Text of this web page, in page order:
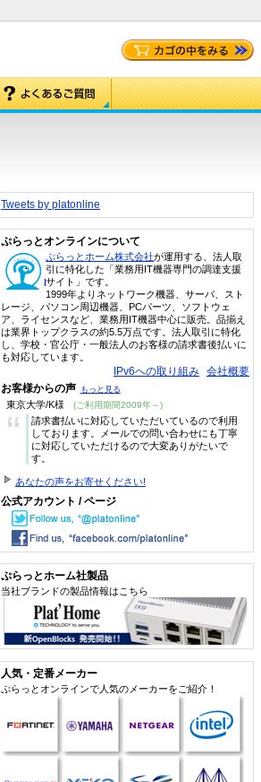
Tweets by platonline
ぷらっとオンラインについて
ぷらっとホーム株式会社が運用する、法人取
引に特化した「業務用IT機器専門の調達支援
サイト」です。
1999年よりネットワーク機器、サーバ、スト
レージ、パソコン周辺機器、PCパーツ、ソフトウェ
ア、ライセンスなど、業務用IT機器中心に販売。品揃え
は業界トップクラスの約5.5万点です。法人取引に特化
し、学校・官公庁・一般法人のお客様の請求書後払いに
も対応しています。
IPv6への取り組み 会社概要
お客様からの声 もっと見る
東京大学/K様 (ご利用期間2009年～)
“
請求書払いに対応していただいているので利用
しております。メールでの問い合わせにも丁寧
に対応していただけるので大変ありがたいで
す。
あなたの声をお寄せください!
公式アカウント / ページ
ぷらっとホーム社製品
当社ブランドの製品情報はこちら
人気・定番メーカー
ぷらっとオンラインで人気のメーカーをご紹介！